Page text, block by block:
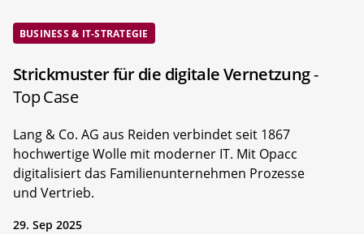
BUSINESS & IT-STRATEGIE
Strickmuster für die digitale Vernetzung-
Top Case
Lang & Co. AG aus Reiden verbindet seit 1867
hochwertige Wolle mit moderner IT. Mit Opacc
digitalisiert das Familienunternehmen Prozesse
und Vertrieb.
29. Sep 2025